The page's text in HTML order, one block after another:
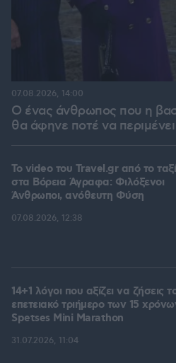
Ο ένας άνθρωπος που η
θα άφηνε ποτέ να
07.08.2026, 14:00
To video του Travel.gr από το
στα Βόρεια Άγραφα: Φιλόξενοι
Άνθρωποι, ανόθευτη Φύση
07.08.2026, 12:38
14+1 λόγοι που αξίζει να ζήσεις
επετειακό τριήμερο των 15
Spetses Mini Marathon
31.07.2026, 11:04